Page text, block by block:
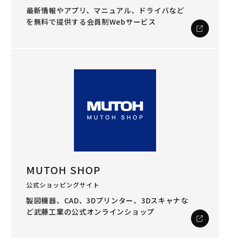
最新情報やアプリ、マニュアル、ドライバなど
を無料で提供する会員制Webサービス
MUTOH SHOP
公式ショッピングサイト
製図機器、CAD、3Dプリンター、3Dスキャナな
ど武藤工業の公式オンラインショップ